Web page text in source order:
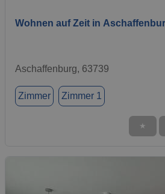
Wohnen auf Zeit in
Aschaffenburg, 63739
Zimmer Zimmer 1
★